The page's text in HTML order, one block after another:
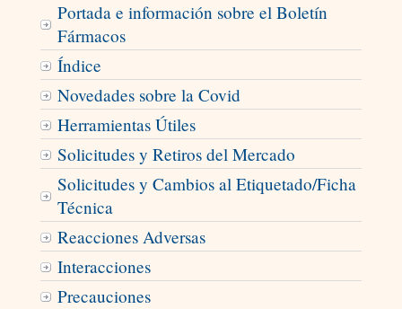
Portada e información sobre el Boletín
Fármacos
Índice
Novedades sobre la Covid
Herramientas Útiles
Solicitudes y Retiros del Mercado
Solicitudes y Cambios al Etiquetado/Ficha
Técnica
Reacciones Adversas
Interacciones
Precauciones